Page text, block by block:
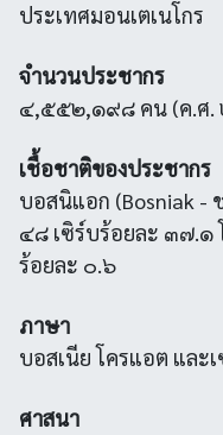
ประเทศมอนเตเนโกร
จำนวนประชากร
๔,๕๕๒,๑๙๘ คน (ค.ศ.
เชื้อชาติของประชากร
บอสนิแอก (Bosniak -
๔๘ เซิร์บร้อยละ ๓๗.๑
ร้อยละ ๐.๖
ภาษา
บอสเนีย โครแอต และ
ศาสนา